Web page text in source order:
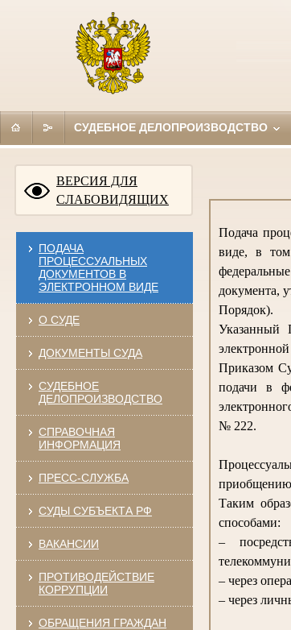
СУДЕБНОЕ ДЕЛОПРОИЗВОДСТВО
ВЕРСИЯ ДЛЯ
СЛАБОВИДЯЩИХ
ПОДАЧА
ПРОЦЕССУАЛЬНЫХ
ДОКУМЕНТОВ В
ЭЛЕКТРОННОМ ВИДЕ
О СУДЕ
ДОКУМЕНТЫ СУДА
СУДЕБНОЕ
ДЕЛОПРОИЗВОДСТВО
СПРАВОЧНАЯ
ИНФОРМАЦИЯ
ПРЕСС-СЛУЖБА
СУДЫ СУБЪЕКТА РФ
ВАКАНСИИ
ПРОТИВОДЕЙСТВИЕ
КОРРУПЦИИ
ОБРАЩЕНИЯ ГРАЖДАН
Подача
виде, в том
документа,
Порядок).
Указанный
Приказом
подачи в
№ 222.
приобщению
Таким
способами:
–
– через
– через